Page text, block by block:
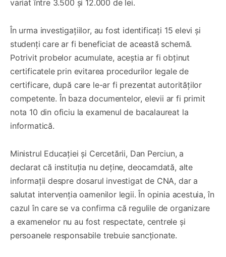
variat între 3.500 și 12.000 de lei.
În urma investigațiilor, au fost identificați 15 elevi și
studenți care ar fi beneficiat de această schemă.
Potrivit probelor acumulate, aceștia ar fi obținut
certificatele prin evitarea procedurilor legale de
certificare, după care le-ar fi prezentat autorităților
competente. În baza documentelor, elevii ar fi primit
nota 10 din oficiu la examenul de bacalaureat la
informatică.
Ministrul Educației și Cercetării, Dan Perciun, a
declarat că instituția nu deține, deocamdată, alte
informații despre dosarul investigat de CNA, dar a
salutat intervenția oamenilor legii. În opinia acestuia, în
cazul în care se va confirma că regulile de organizare
a examenelor nu au fost respectate, centrele și
persoanele responsabile trebuie sancționate.